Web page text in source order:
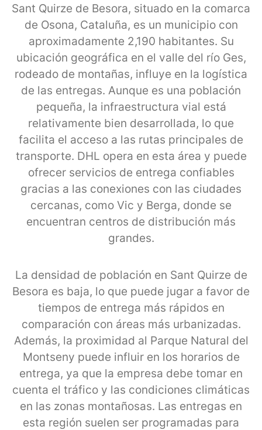
Sant Quirze de Besora, situado en la comarca
de Osona, Cataluña, es un municipio con
aproximadamente 2,190 habitantes. Su
ubicación geográfica en el valle del río Ges,
rodeado de montañas, influye en la logística
de las entregas. Aunque es una población
pequeña, la infraestructura vial está
relativamente bien desarrollada, lo que
facilita el acceso a las rutas principales de
transporte. DHL opera en esta área y puede
ofrecer servicios de entrega confiables
gracias a las conexiones con las ciudades
cercanas, como Vic y Berga, donde se
encuentran centros de distribución más
grandes.
La densidad de población en Sant Quirze de
Besora es baja, lo que puede jugar a favor de
tiempos de entrega más rápidos en
comparación con áreas más urbanizadas.
Además, la proximidad al Parque Natural del
Montseny puede influir en los horarios de
entrega, ya que la empresa debe tomar en
cuenta el tráfico y las condiciones climáticas
en las zonas montañosas. Las entregas en
esta región suelen ser programadas para